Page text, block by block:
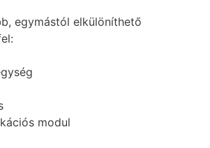
egymástól elkülöníthető
modul